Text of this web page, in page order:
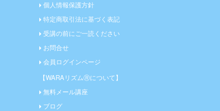
個人情報保護方針
特定商取引法に基づく表記
受講の前にご一読ください
お問合せ
会員ログインページ
【WARAリズムⓇについて】
無料メール講座
ブログ